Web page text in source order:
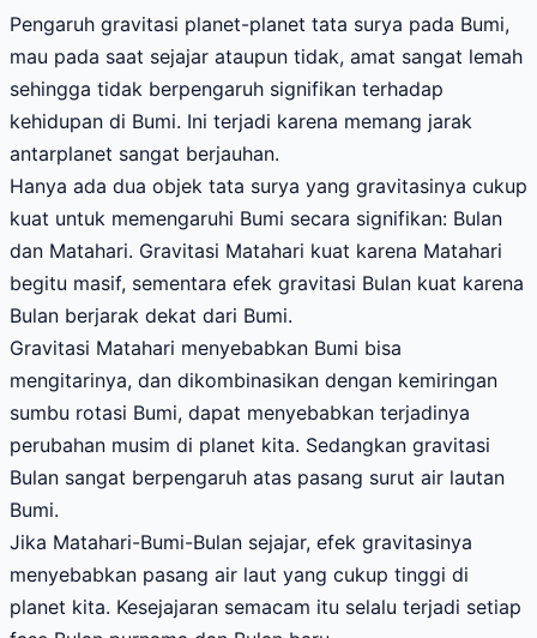
Pengaruh gravitasi planet-planet tata surya pada Bumi,
mau pada saat sejajar ataupun tidak, amat sangat lemah
sehingga tidak berpengaruh signifikan terhadap
kehidupan di Bumi. Ini terjadi karena memang jarak
antarplanet sangat berjauhan.
Hanya ada dua objek tata surya yang gravitasinya cukup
kuat untuk memengaruhi Bumi secara signifikan: Bulan
dan Matahari. Gravitasi Matahari kuat karena Matahari
begitu masif, sementara efek gravitasi Bulan kuat karena
Bulan berjarak dekat dari Bumi.
Gravitasi Matahari menyebabkan Bumi bisa
mengitarinya, dan dikombinasikan dengan kemiringan
sumbu rotasi Bumi, dapat menyebabkan terjadinya
perubahan musim di planet kita. Sedangkan gravitasi
Bulan sangat berpengaruh atas pasang surut air lautan
Bumi.
Jika Matahari-Bumi-Bulan sejajar, efek gravitasinya
menyebabkan pasang air laut yang cukup tinggi di
planet kita. Kesejajaran semacam itu selalu terjadi setiap